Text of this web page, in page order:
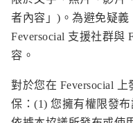
者內容」)。為避免疑
Feversocial 支援社群與
容。
對於您在 Feversocial
保：(1) 您擁有權限發